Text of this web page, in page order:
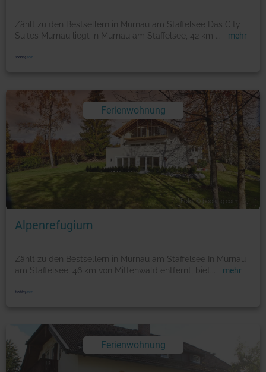
Zählt zu den Bestsellern in Murnau am Staffelsee Das City
Suites Murnau liegt in Murnau am Staffelsee, 42 km
mehr
Ferienwohnung
Foto: © booking.com
Alpenrefugium
Zählt zu den Bestsellern in Murnau am Staffelsee In Murnau
am Staffelsee, 46 km von Mittenwald entfernt, biet
mehr
Ferienwohnung